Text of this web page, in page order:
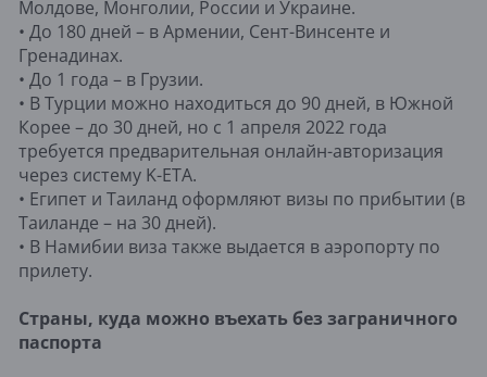
Молдове, Монголии, России и Украине.
• До 180 дней – в Армении, Сент-Винсенте и
Гренадинах.
• До 1 года – в Грузии.
• В Турции можно находиться до 90 дней, в Южной
Корее – до 30 дней, но с 1 апреля 2022 года
требуется предварительная онлайн-авторизация
через систему K-ETA.
• Египет и Таиланд оформляют визы по прибытии (в
Таиланде – на 30 дней).
• В Намибии виза также выдается в аэропорту по
прилету.
Страны, куда можно въехать без заграничного
паспорта